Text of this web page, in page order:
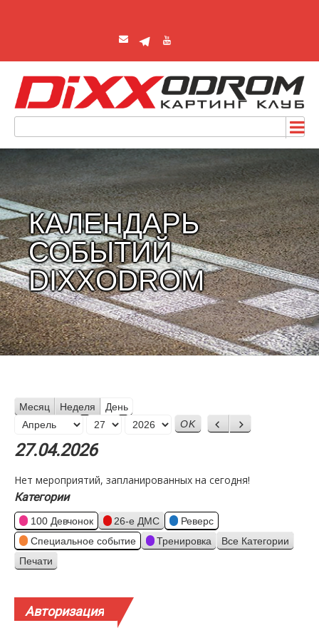
КАЛЕНДАРЬ
СОБЫТИЙ
DIXXODROM
Месяц Неделя День
Месяц
День
Год
Назад
Вперед
27.04.2026
Нет мероприятий, запланированных на сегодня!
Категории
100 Девчонок 26-е ДМС
Реверс
Специальное событие
Тренировка Все Категории
Просмотр
Печати
Авторизация